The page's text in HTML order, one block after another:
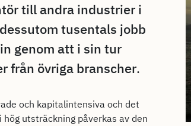
till andra industrier i
tusentals jobb
genom att i sin tur
från övriga branscher.
och kapitalintensiva och det
utsträckning påverkas av den